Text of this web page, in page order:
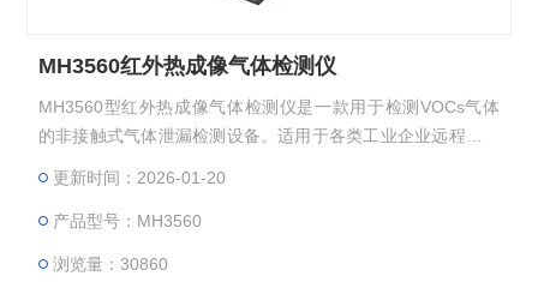
MH3560红外热成像气体检测仪
MH3560型红外热成像气体检测仪是一款用于检测VOCs气体
的非接触式气体泄漏检测设备。适用于各类工业企业远程排查
更新时间：2026-01-20
产品型号：MH3560
浏览量：30860